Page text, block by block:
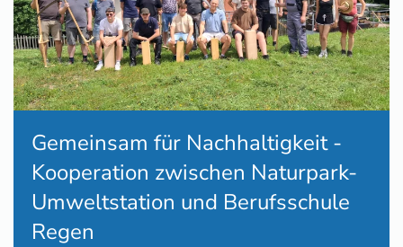
Gemeinsam für Nachhaltigkeit -
Kooperation zwischen Naturpark-
Umweltstation und Berufsschule
Regen